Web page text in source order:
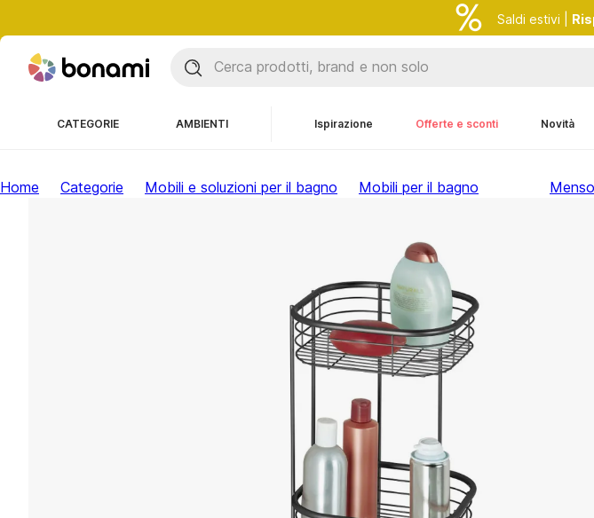
Saldi estivi |
CATEGORIE AMBIENTI Ispirazione Offerte e sconti Novità
Home Categorie Mobili e soluzioni per il bagno Mobili per il bagno